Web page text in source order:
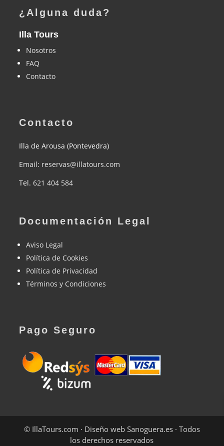
¿Alguna duda?
Illa Tours
Nosotros
FAQ
Contacto
Contacto
Illa de Arousa (Pontevedra)
Email: reservas@illatours.com
Tel. 621 404 584
Documentación Legal
Aviso Legal
Política de Cookies
Política de Privacidad
Términos y Condiciones
Pago Seguro
© IllaTours.com · Diseño web Sanoguera.es· Todos
los derechos reservados